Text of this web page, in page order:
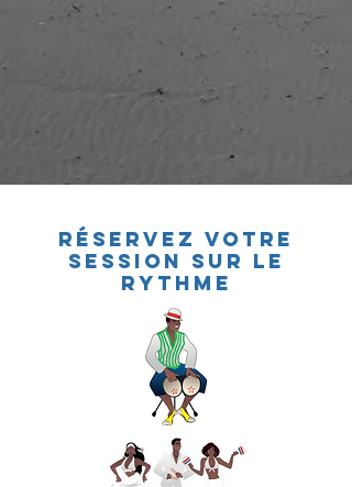
Réservez votre
sEssion sur le
rythme